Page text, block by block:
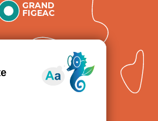
GRAND
FIGEAC